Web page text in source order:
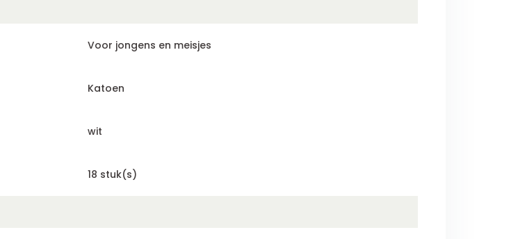
Voor jongens en meisjes
Katoen
wit
18 stuk(s)